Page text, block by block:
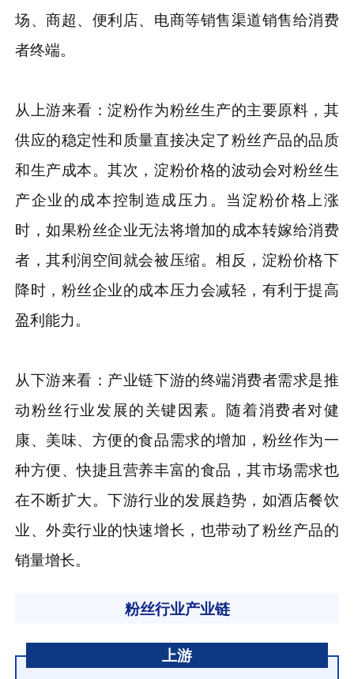
场、商超、便利店、电商等销售渠道销售给消费
者终端。
从上游来看：淀粉作为粉丝生产的主要原料，其
供应的稳定性和质量直接决定了粉丝产品的品质
和生产成本。其次，淀粉价格的波动会对粉丝生
产企业的成本控制造成压力。当淀粉价格上涨
时，如果粉丝企业无法将增加的成本转嫁给消费
者，其利润空间就会被压缩。相反，淀粉价格下
降时，粉丝企业的成本压力会减轻，有利于提高
盈利能力。
从下游来看：产业链下游的终端消费者需求是推
动粉丝行业发展的关键因素。随着消费者对健
康、美味、方便的食品需求的增加，粉丝作为一
种方便、快捷且营养丰富的食品，其市场需求也
在不断扩大。下游行业的发展趋势，如酒店餐饮
业、外卖行业的快速增长，也带动了粉丝产品的
销量增长。
粉丝行业产业链
上游